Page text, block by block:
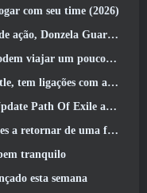
com seu time (2026)
Donzela Guardiã
no tempo… como um deleite
que eles estão adicionando isso ao Guild Wars 2
mudanças com base no feedback
de uma forma chocante
tranquilo
esta semana